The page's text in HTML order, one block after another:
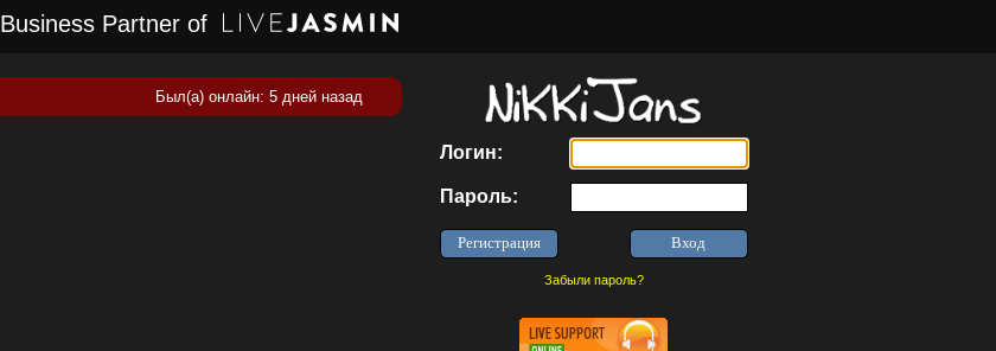
Business Partner of
Был(а) онлайн: 5 дней назад
Логин:
Пароль:
Забыли пароль?